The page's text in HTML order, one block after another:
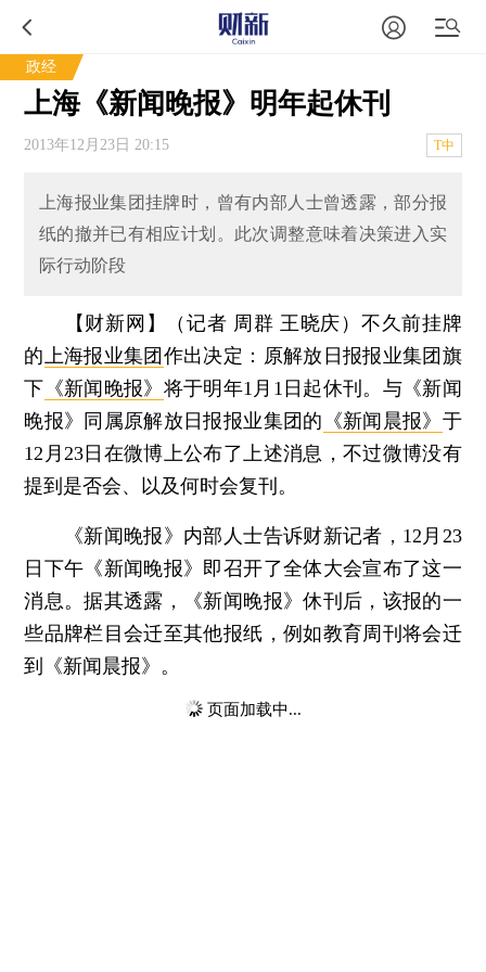
政经
上海《新闻晚报》明年起休刊
2013年12月23日 20:15 T中
上海报业集团挂牌时，曾有内部人士曾透露，部分报
纸的撤并已有相应计划。此次调整意味着决策进入实
际行动阶段
【财新网】（记者 周群 王晓庆） 不久前挂牌
的 上海报业集团 作出决定：原解放日报报业集团旗
下 《新闻晚报》 将于明年1月1日起休刊。与《新闻
晚报》同属原解放日报报业集团的 《新闻晨报》 于
12月23日在微博上公布了上述消息，不过微博没有
提到是否会、以及何时会复刊。
《新闻晚报》内部人士告诉财新记者，12月23
日下午《新闻晚报》即召开了全体大会宣布了这一
消息。据其透露，《新闻晚报》休刊后，该报的一
些品牌栏目会迁至其他报纸，例如教育周刊将会迁
到《新闻晨报》。
页面加载中...